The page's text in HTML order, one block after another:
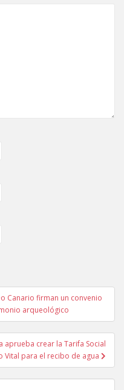
Canario firman un convenio
arqueológico
aprueba crear la Tarifa Social
Vital para el recibo de agua